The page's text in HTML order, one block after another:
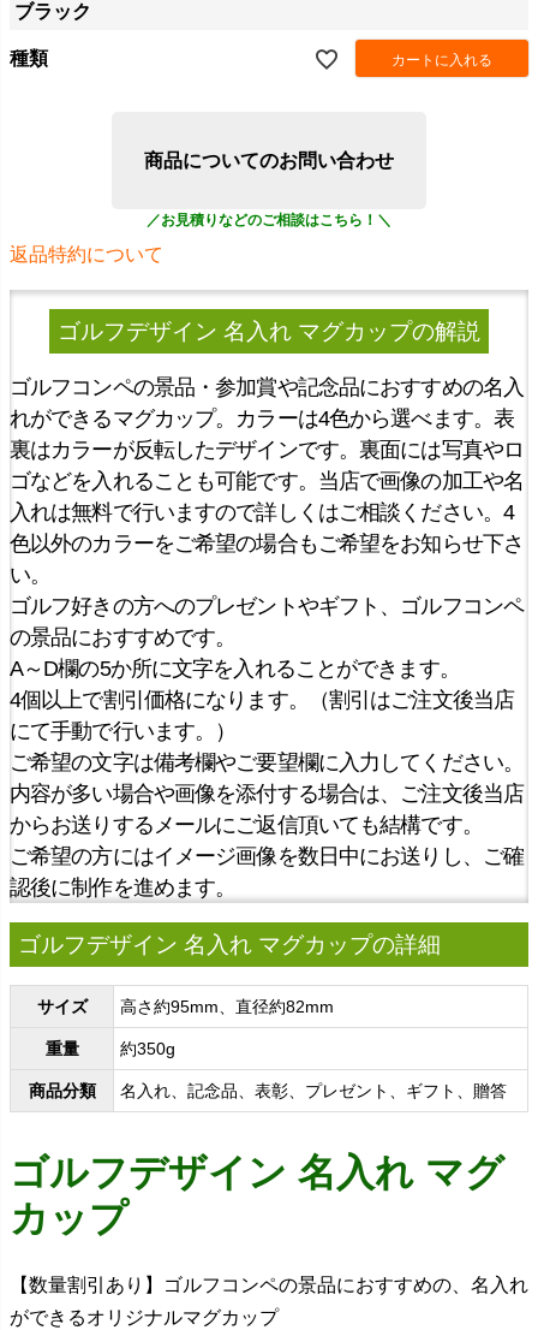
ブラック
種類 カートに入れる
商品についてのお問い合わせ
返品特約について
ゴルフデザイン 名入れ マグカップの解説
ゴルフコンペの景品・参加賞や記念品におすすめの名入
れができるマグカップ。カラーは4色から選べます。表
裏はカラーが反転したデザインです。裏面には写真やロ
ゴなどを入れることも可能です。当店で画像の加工や名
入れは無料で行いますので詳しくはご相談ください。4
色以外のカラーをご希望の場合もご希望をお知らせ下さ
い。
ゴルフ好きの方へのプレゼントやギフト、ゴルフコンペ
の景品におすすめです。
A～D欄の5か所に文字を入れることができます。
4個以上で割引価格になります。（割引はご注文後当店
にて手動で行います。）
ご希望の文字は備考欄やご要望欄に入力してください。
内容が多い場合や画像を添付する場合は、ご注文後当店
からお送りするメールにご返信頂いても結構です。
ご希望の方にはイメージ画像を数日中にお送りし、ご確
認後に制作を進めます。
ゴルフデザイン 名入れ マグカップの詳細
サイズ 高さ約95mm、直径約82mm
重量 約350g
商品分類 名入れ、記念品、表彰、プレゼント、ギフト、贈答
ゴルフデザイン 名入れ マグ
カップ
【数量割引あり】ゴルフコンペの景品におすすめの、名入れ
ができるオリジナルマグカップ